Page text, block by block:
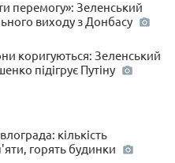
перемогу»: Зеленський
виходу з Донбасу
коригуються: Зеленський
підігрує Путіну
кількість
горять будинки